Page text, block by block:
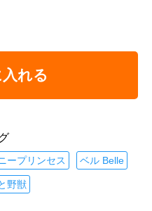
れる
ープリンセス ベル Belle
野獣